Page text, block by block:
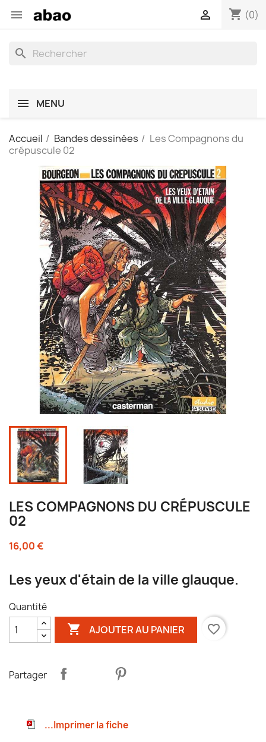
 shopping_cart (0)

search
MENU
Accueil Bandes dessinées
Les Compagnons du
crépuscule 02
LES COMPAGNONS DU CRÉPUSCULE
02
16,00 €
Les yeux d'étain de la ville glauque.
Quantité
 AJOUTER AU PANIER favorite_border
Partager
...Imprimer la fiche